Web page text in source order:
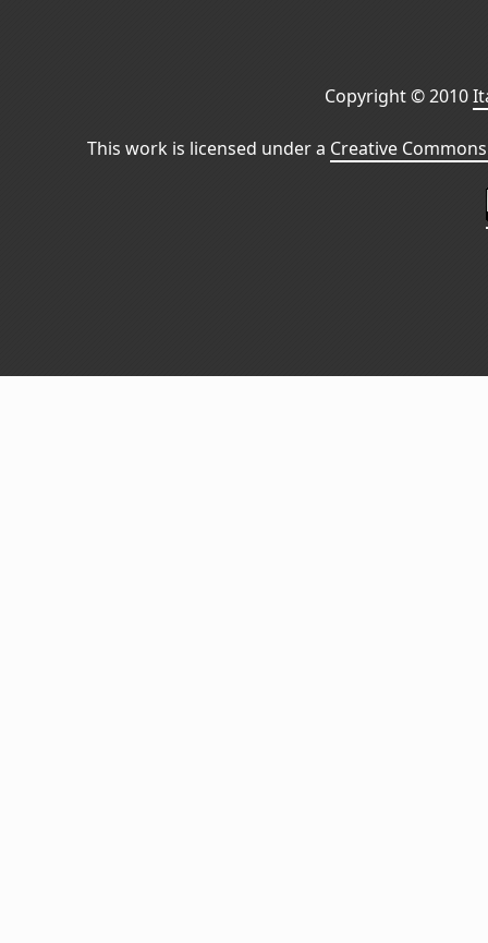
Copyright © 2010
This work is licensed under a Creative